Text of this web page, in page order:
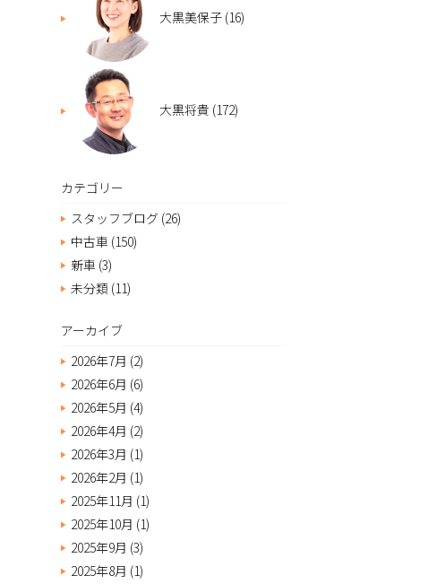
大黒美保子 (16)
大黒将貴 (172)
カテゴリー
スタッフブログ (26)
中古車 (150)
新車 (3)
未分類 (11)
アーカイブ
2026年7月 (2)
2026年6月 (6)
2026年5月 (4)
2026年4月 (2)
2026年3月 (1)
2026年2月 (1)
2025年11月 (1)
2025年10月 (1)
2025年9月 (3)
2025年8月 (1)